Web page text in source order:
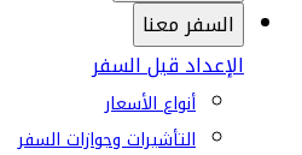
السفر معنا
الإعداد قبل السفر
أنواع الأسعار
التأشيرات وجوازات السفر